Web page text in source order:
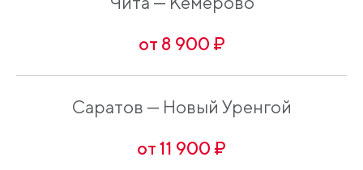
от 8 900 ₽
Саратов — Новый Уренгой
от 11 900 ₽